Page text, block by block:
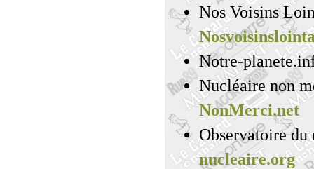
Nos Voisins
Notre-
Nucléaire non
NonMerci.net
Observatoire
nucleaire.org